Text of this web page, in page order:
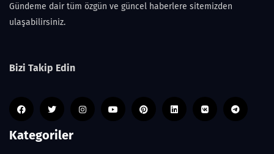
Gündeme dair tüm özgün ve güncel haberlere sitemizden
ulaşabilirsiniz.
Bizi Takip Edin
Kategoriler